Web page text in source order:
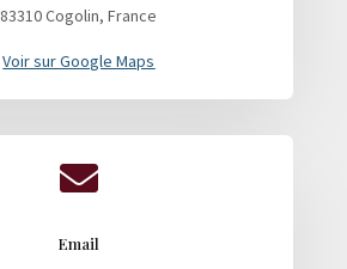
83310 Cogolin, France
Voir sur Google Maps

Email